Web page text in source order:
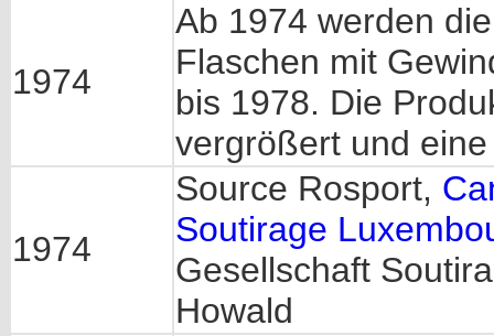
1974
Ab 1974 werden
Flaschen mit
bis 1978. Die
vergrößert und
1974
Source Rosport,
Soutirage
Gesellschaft
Howald